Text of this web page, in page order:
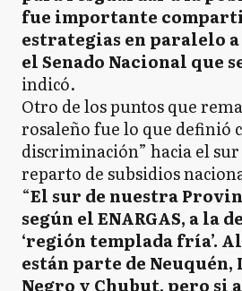
fue importante
estrategias en paralelo
el Senado Nacional que
indicó.
Otro de los puntos que
rosaleño fue lo que definió
discriminación” hacia el
reparto de subsidios
“El sur de nuestra
según el ENARGAS, a la
‘región templada fría’.
están parte de Neuquén,
Negro y Chubut, pero si